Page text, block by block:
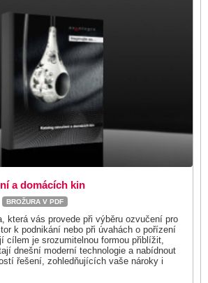
a domácích kin
BROŽURA V PDF
která vás provede při výběru ozvučení pro
k podnikání nebo při úvahách o pořízení
cílem je srozumitelnou formou přiblížit,
dnešní moderní technologie a nabídnout
řešení, zohledňujících vaše nároky i